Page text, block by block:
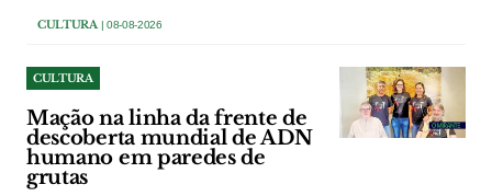
CULTURA| 08-08-2026
CULTURA
Mação na linha da frente de
descoberta mundial de ADN
humano em paredes de
grutas